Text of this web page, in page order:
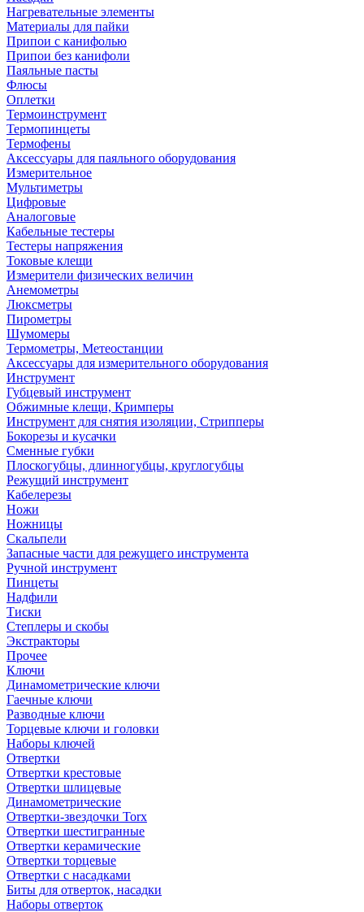
Нагревательные элементы
Материалы для пайки
Припои с канифолью
Припои без канифоли
Паяльные пасты
Флюсы
Оплетки
Термоинструмент
Термопинцеты
Термофены
Аксессуары для паяльного оборудования
Измерительное
Мультиметры
Цифровые
Аналоговые
Кабельные тестеры
Тестеры напряжения
Токовые клещи
Измерители физических величин
Анемометры
Люксметры
Пирометры
Шумомеры
Термометры, Метеостанции
Аксессуары для измерительного оборудования
Инструмент
Губцевый инструмент
Обжимные клещи, Кримперы
Инструмент для снятия изоляции, Стрипперы
Бокорезы и кусачки
Сменные губки
Плоскогубцы, длинногубцы, круглогубцы
Режущий инструмент
Кабелерезы
Ножи
Ножницы
Скальпели
Запасные части для режущего инструмента
Ручной инструмент
Пинцеты
Надфили
Тиски
Степлеры и скобы
Экстракторы
Прочее
Ключи
Динамометрические ключи
Гаечные ключи
Разводные ключи
Торцевые ключи и головки
Наборы ключей
Отвертки
Отвертки крестовые
Отвертки шлицевые
Динамометрические
Отвертки-звездочки Torx
Отвертки шестигранные
Отвертки керамические
Отвертки торцевые
Отвертки с насадками
Биты для отверток, насадки
Наборы отверток